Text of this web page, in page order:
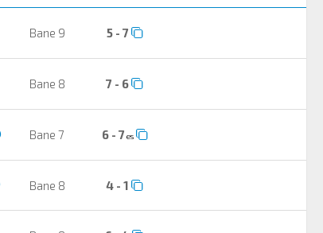
Bane 9 5 - 7
Bane 8 7 - 6
Bane 7 6 - 7 es
Bane 8 4 - 1